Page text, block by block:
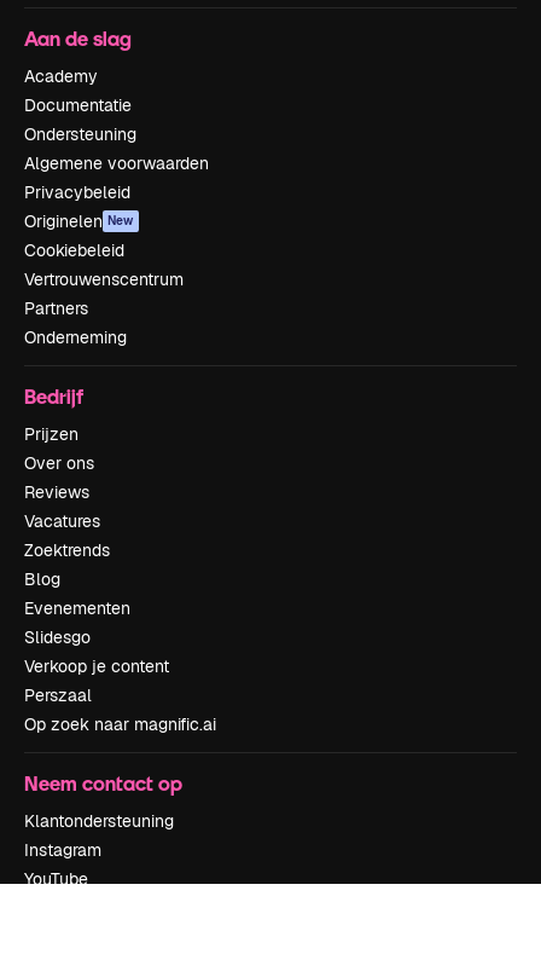
Aan de slag
Academy
Documentatie
Ondersteuning
Algemene voorwaarden
Privacybeleid
Originelen New
Cookiebeleid
Vertrouwenscentrum
Partners
Onderneming
Bedrijf
Prijzen
Over ons
Reviews
Vacatures
Zoektrends
Blog
Evenementen
Slidesgo
Verkoop je content
Perszaal
Op zoek naar magnific.ai
Neem contact op
Klantondersteuning
Instagram
YouTube